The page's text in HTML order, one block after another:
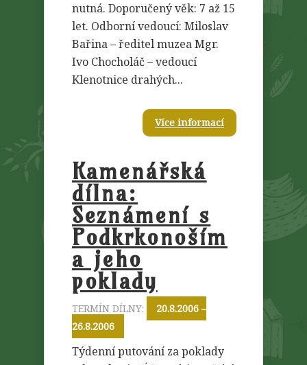
nutná. Doporučený věk: 7 až 15
let. Odborní vedoucí: Miloslav
Bařina – ředitel muzea Mgr.
Ivo Chocholáč – vedoucí
Klenotnice drahých...
Více informací
Kamenářská
dílna:
Seznámení s
Podkrkonoším
a jeho
poklady
TERMÍN DÍLNY:
20.8.2006 –
26.8.2006
Týdenní putování za poklady